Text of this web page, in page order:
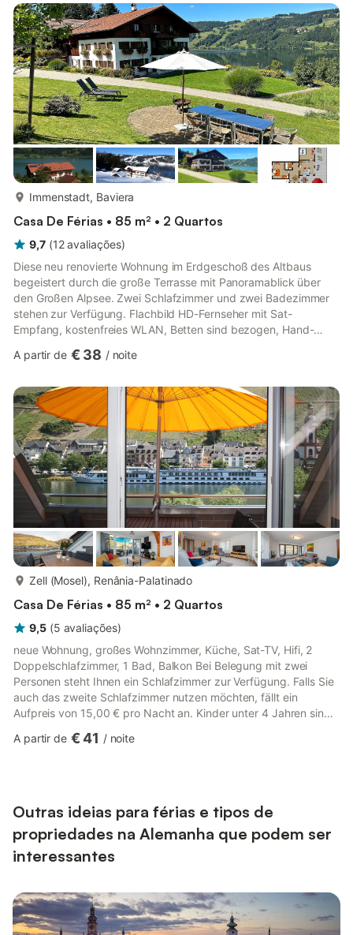
ancha.Aquí encontrará dos dormitorios separados, cada uno
con una cómoda cama doble. En el salón podrá ponerse
cómodo frente a ...
Immenstadt, Baviera
Casa De Férias • 85 m² • 2 Quartos
9,7 (12 avaliações)
Diese neu renovierte Wohnung im Erdgeschoß des Altbaus
begeistert durch die große Terrasse mit Panoramablick über
den Großen Alpsee. Zwei Schlafzimmer und zwei Badezimmer
stehen zur Verfügung. Flachbild HD-Fernseher mit Sat-
Empfang, kostenfreies WLAN, Betten sind bezogen, Hand-
gewechselt werden. Die Wohnung hat 4-Sterne-Komfort und
weil altes Bauernhaus, daher leider nur für Leute bis 1,90 m
Körpergröße geeignet. Direkter Zugang zu Liegewiese und
überdachtem Stellplatz. Suc...
A partir de € 38 / noite
Zell (Mosel), Renânia-Palatinado
Casa De Férias • 85 m² • 2 Quartos
9,5 (5 avaliações)
neue Wohnung, großes Wohnzimmer, Küche, Sat-TV, Hifi, 2
Doppelschlafzimmer, 1 Bad, Balkon Bei Belegung mit zwei
Personen steht Ihnen ein Schlafzimmer zur Verfügung. Falls Sie
auch das zweite Schlafzimmer nutzen möchten, fällt ein
Aufpreis von 15,00 € pro Nacht an. Kinder unter 4 Jahren sind
Ferienwohnungen in absolut ruhiger Lage, weit ab vom
Panoramasicht über die ...
A partir de € 41 / noite
Outras ideias para férias e tipos de
propriedades na Alemanha que podem ser
interessantes